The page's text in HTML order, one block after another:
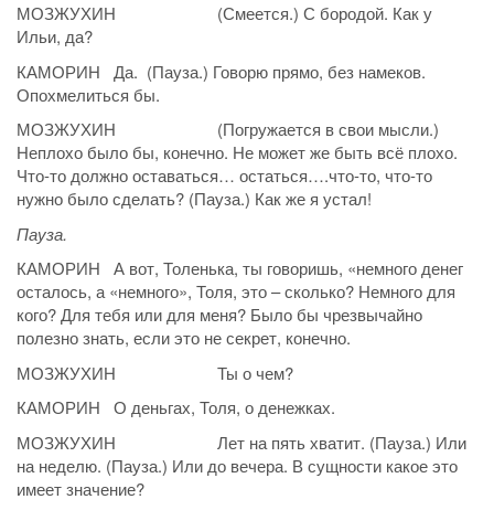
МОЗЖУХИН (Смеется.) С бородой. Как у
Ильи, да?
КАМОРИН Да. (Пауза.) Говорю прямо, без намеков.
Опохмелиться бы.
МОЗЖУХИН (Погружается в свои мысли.)
Неплохо было бы, конечно. Не может же быть всё плохо.
Что-то должно оставаться… остаться….что-то, что-то
нужно было сделать? (Пауза.) Как же я устал!
Пауза.
КАМОРИН А вот, Толенька, ты говоришь, «немного денег
осталось, а «немного», Толя, это – сколько? Немного для
кого? Для тебя или для меня? Было бы чрезвычайно
полезно знать, если это не секрет, конечно.
МОЗЖУХИН Ты о чем?
КАМОРИН О деньгах, Толя, о денежках.
МОЗЖУХИН Лет на пять хватит. (Пауза.) Или
на неделю. (Пауза.) Или до вечера. В сущности какое это
имеет значение?